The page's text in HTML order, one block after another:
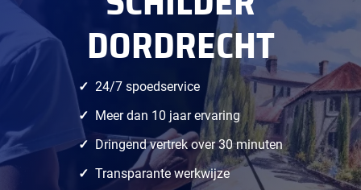
DORDRECHT
24/7 spoedservice
Meer dan 10 jaar ervaring
Dringend vertrek over 30 minuten
Transparante werkwijze